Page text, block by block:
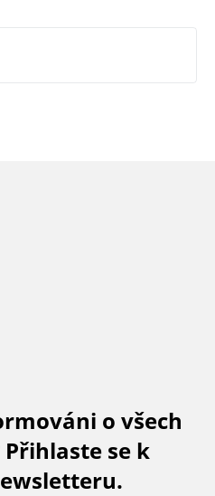
o všech
se k